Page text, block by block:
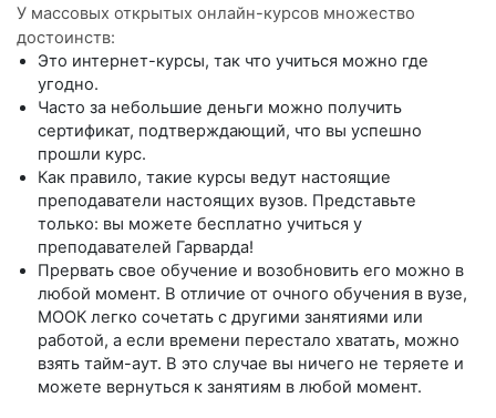
У массовых открытых онлайн-курсов множество
достоинств:
Это интернет-курсы, так что учиться можно где
угодно.
Часто за небольшие деньги можно получить
сертификат, подтверждающий, что вы успешно
прошли курс.
Как правило, такие курсы ведут настоящие
преподаватели настоящих вузов. Представьте
только: вы можете бесплатно учиться у
преподавателей Гарварда!
Прервать свое обучение и возобновить его можно в
любой момент. В отличие от очного обучения в вузе,
МООК легко сочетать с другими занятиями или
работой, а если времени перестало хватать, можно
взять тайм-аут. В это случае вы ничего не теряете и
можете вернуться к занятиям в любой момент.